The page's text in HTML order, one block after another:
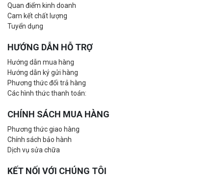
Quan điểm kinh doanh
Cam kết chất lượng
Tuyển dụng
HƯỚNG DẪN HỖ TRỢ
Hướng dẫn mua hàng
Hướng dẫn ký gửi hàng
Phương thức đổi trả hàng
Các hình thức thanh toán:
CHÍNH SÁCH MUA HÀNG
Phương thức giao hàng
Chính sách bảo hành
Dịch vụ sửa chữa
KẾT NỐI VỚI CHÚNG TÔI